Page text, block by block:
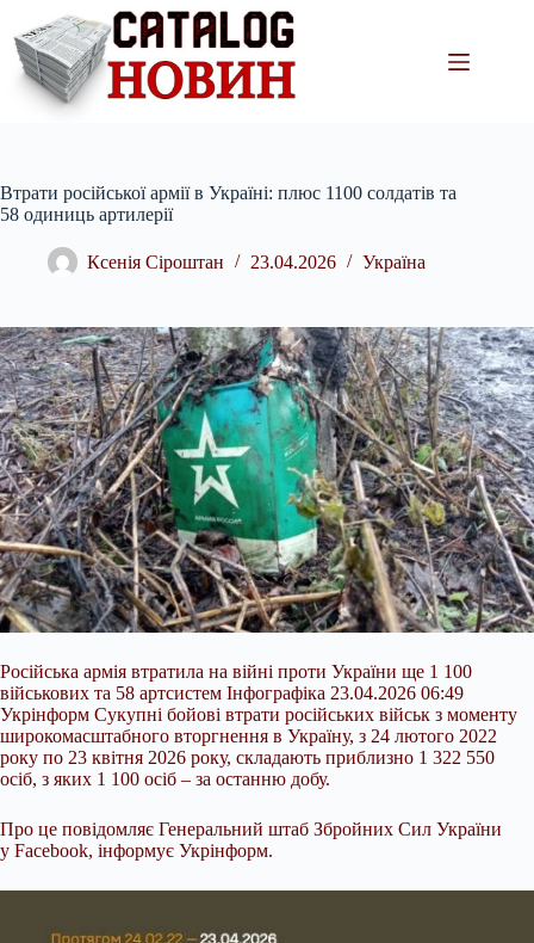
вмісту
Втрати російської армії в Україні: плюс 1100 солдатів та
58 одиниць артилерії
Ксенія Сіроштан 23.04.2026 Україна
Російська армія втратила на війні проти України ще 1 100
військових та 58 артсистем Інфографіка 23.04.2026 06:49
Укрінформ Сукупні бойові втрати російських військ з моменту
широкомасштабного вторгнення в Україну, з 24 лютого 2022
року по 23 квітня 2026 року, складають приблизно 1 322 550
осіб, з яких 1 100 осіб – за останню добу.
Про це повідомляє Генеральний штаб Збройних Сил України
у Facebook, інформує Укрінформ.